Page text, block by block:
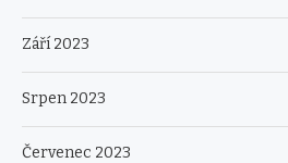
Září 2023
Srpen 2023
Červenec 2023